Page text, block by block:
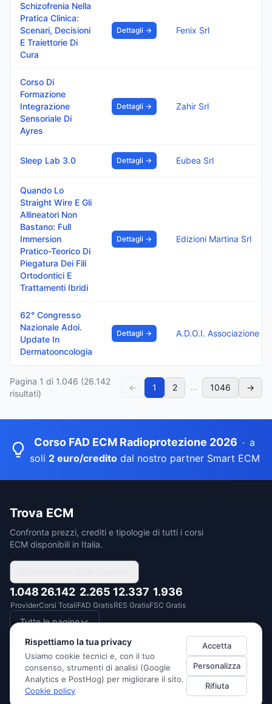
Schizofrenia Nella
Pratica Clinica:
Scenari, Decisioni
E Traiettorie Di
Cura
Dettagli → Fenix Srl
Corso Di
Formazione
Integrazione
Sensoriale Di
Ayres
Dettagli → Zahir Srl
Sleep Lab 3.0 Dettagli → Eubea Srl
Quando Lo
Straight Wire E Gli
Allineatori Non
Bastano: Full
Immersion
Pratico-Teorico Di
Piegatura Dei Fili
Ortodontici E
Trattamenti Ibridi
Dettagli → Edizioni Martina Srl
62° Congresso
Nazionale Adoi.
Update In
Dermatooncologia
Dettagli →
Pagina 1 di 1.046 (26.142
risultati)
← 1 2 ... 1046 →
Corso FAD ECM Radioprotezione 2026 · a
soli 2 euro/creditodal nostro partner Smart ECM
Trova ECM
Confronta prezzi, crediti e tipologie di tutti i corsi
ECM disponibili in Italia.
1.048
Provider
26.142
Corsi Totali
2.265
FAD Gratis
12.337
RES Gratis
1.936
FSC Gratis
Tutte le pagine
DUEDITUTTO SRL· P.IVA14522760967·Via Monte Santo 1/3, 20124
Milano (Italia)
Privacy PolicyCookie Policy Preferenze cookie
Rispettiamo la tua privacy
Usiamo cookie tecnici e, con il tuo
consenso, strumenti di analisi (Google
Analytics e PostHog) per migliorare il sito.
Cookie policy
Accetta
Personalizza
Rifiuta